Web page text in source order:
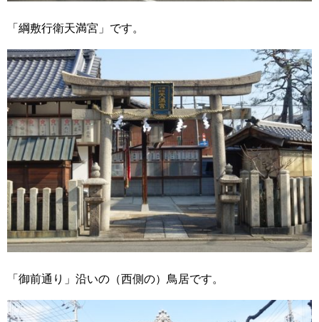
「綱敷行衛天満宮」です。
「御前通り」沿いの（西側の）鳥居です。